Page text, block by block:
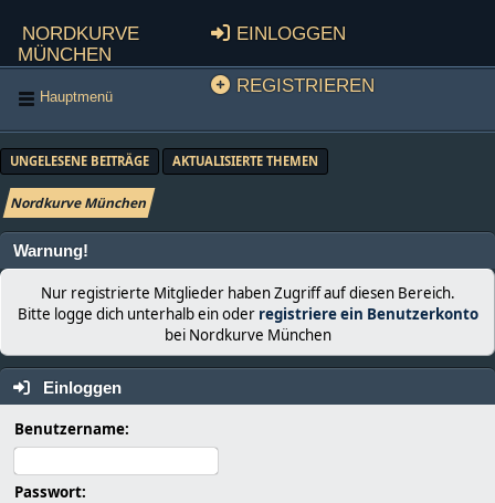
Nordkurve
München
Einloggen
Registrieren
Hauptmenü
UNGELESENE BEITRÄGE AKTUALISIERTE THEMEN
Nordkurve München
Warnung!
Nur registrierte Mitglieder haben Zugriff auf diesen Bereich.
Bitte logge dich unterhalb ein oder registriere ein Benutzerkonto
bei Nordkurve München
Einloggen
Benutzername:
Passwort: